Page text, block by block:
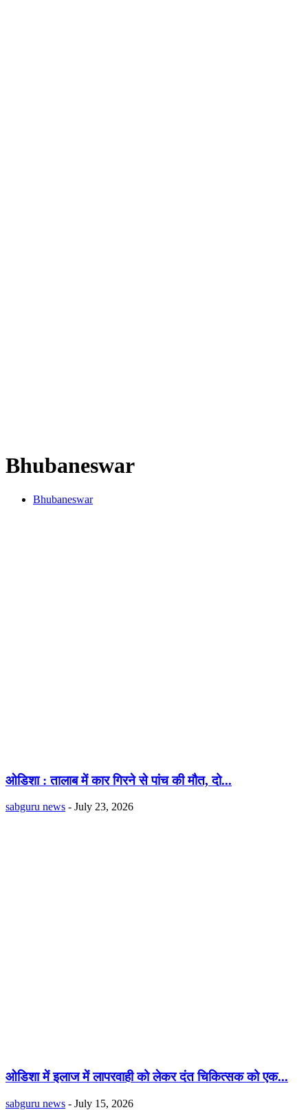
Bhubaneswar
Bhubaneswar
ओडिशा : तालाब में कार गिरने से पांच की मौत, दो...
sabguru news - July 23, 2026
ओडिशा में इलाज में लापरवाही को लेकर दंत चिकित्सक को एक...
sabguru news - July 15, 2026